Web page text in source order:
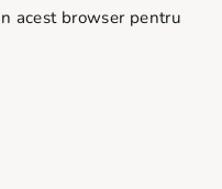
acest browser pentru